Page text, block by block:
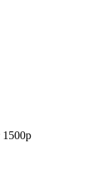
1500р